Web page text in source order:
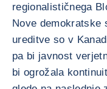
regionalističnega
Nove demokratske
ureditve so v
pa bi javnost
bi ogrožala